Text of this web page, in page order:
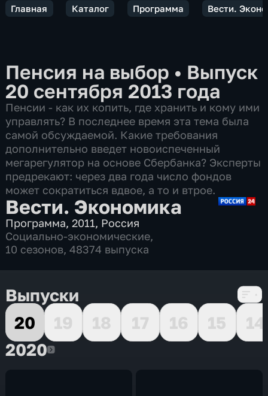
Главная Каталог Программа Вести.
Пенсия на выбор • Выпуск
20 сентября 2013 года
Пенсии - как их копить, где хранить и кому ими
управлять? В последнее время эта тема была
самой обсуждаемой. Какие требования
дополнительно введет новоиспеченный
мегарегулятор на основе Сбербанка? Эксперты
предрекают: через два года число фондов
может сократиться вдвое, а то и втрое.
Вести. Экономика
Программа,2011, Россия
Социально-экономические,
10 сезонов, 48374 выпуска
Выпуски
20
19 18 17 16 15
14
20202020